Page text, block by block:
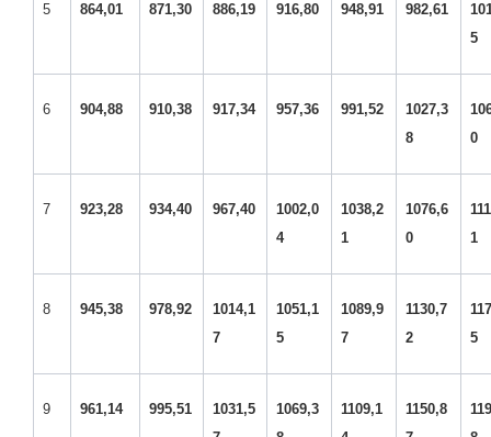
5 864,01 871,30 886,19 916,80 948,91 982,61
5
6 904,88 910,38 917,34 957,36 991,52
1027,3
8
0
7 923,28 934,40 967,40
1002,0
4
1038,2
1
1076,6
0
1
8 945,38 978,92
1014,1
7
1051,1
5
1089,9
7
1130,7
2
5
9 961,14 995,51
1031,5
1069,3
1109,1
1150,8